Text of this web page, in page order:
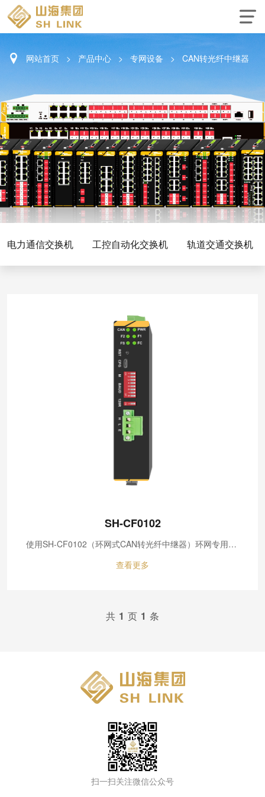
网站首页 > 产品中心 > 专网设备 > CAN转光纤中继器
电力通信交换机 工控自动化交换机 轨道交通交换机
SH-CF0102
使用SH-CF0102（环网式CAN转光纤中继器）环网专用的光纤中继器，可以实现...
查看更多
共 1 页 1 条
扫一扫关注微信公众号